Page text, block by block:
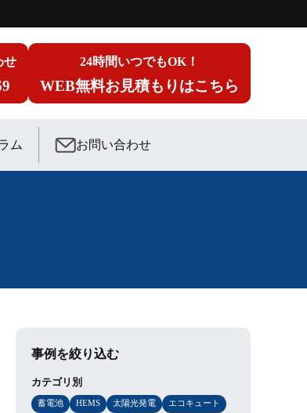
せ 24時間いつでもOK！
WEB無料お見積もりはこちら
ム お問い合わせ
事例を絞り込む
カテゴリ別
蓄電池 HEMS 太陽光発電
エコキュート